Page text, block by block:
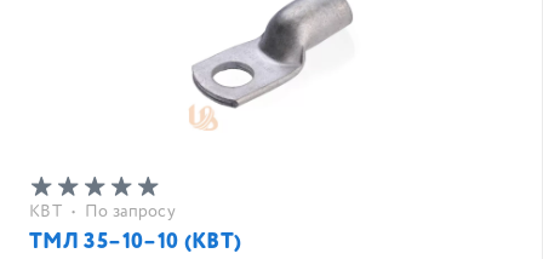
КВТ • По запросу
ТМЛ 35–10–10 (КВТ)